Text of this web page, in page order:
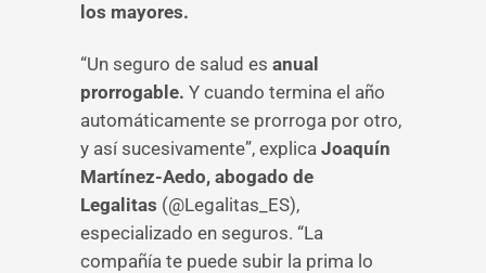
los mayores.
“Un seguro de salud es anual
prorrogable. Y cuando termina el año
automáticamente se prorroga por otro,
y así sucesivamente”, explica Joaquín
Martínez-Aedo, abogado de
Legalitas (@Legalitas_ES),
especializado en seguros. “La
compañía te puede subir la prima lo